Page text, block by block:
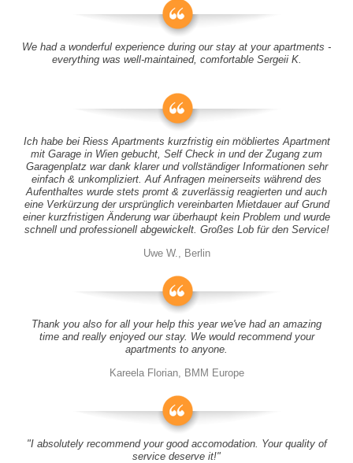
We had a wonderful experience during our stay at your apartments -
everything was well-maintained, comfortable Sergeii K.
Ich habe bei Riess Apartments kurzfristig ein möbliertes Apartment
mit Garage in Wien gebucht, Self Check in und der Zugang zum
Garagenplatz war dank klarer und vollständiger Informationen sehr
einfach & unkompliziert. Auf Anfragen meinerseits während des
Aufenthaltes wurde stets promt & zuverlässig reagierten und auch
eine Verkürzung der ursprünglich vereinbarten Mietdauer auf Grund
einer kurzfristigen Änderung war überhaupt kein Problem und wurde
schnell und professionell abgewickelt. Großes Lob für den Service!
Uwe W., Berlin
Thank you also for all your help this year we've had an amazing
time and really enjoyed our stay. We would recommend your
apartments to anyone.
Kareela Florian, BMM Europe
"I absolutely recommend your good accomodation. Your quality of
service deserve it!"